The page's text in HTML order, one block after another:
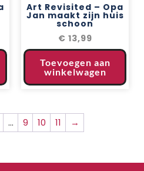
Art Revisited – Opa
Jan maakt zijn huis
schoon
€ 13,99
Toevoegen aan
winkelwagen
… 9 10 11 →